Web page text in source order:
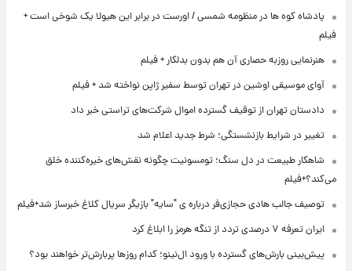
پادشاه کوه ها در منظومه شمسی / اورست در برابر این هیولا یک شوخی است +
فیلم
هنرنمایی روزبه حصاری آن هم بدون بدلکار + فیلم
آوای موسیقی اوشین در تهران توسط سفیر ژاپن نواخته شد + فیلم
دادستان تهران از توقیف گسترده اموال شرکت‌های تراستی خبر داد
تغییر در شرایط بازنشستگی؛ شرط جدید اعلام شد
شاهکار طبیعت در دل سنگ؛ تومسونیت چگونه نقش‌های خیره‌کننده خلق
می‌کند؟+فیلم
توصیف جالب هادی حجازی‌فر درباره ی "سایه" بازیگر سریال کلاغ خبرساز شد+فیلم
ایران تعرفه ۷ درصدی تردد از تنگه هرمز را ابلاغ کرد
پیش‌بینی بارش‌های گسترده با ورود ال‌نینو؛ کدام روزها پربارش‌تر خواهند بود؟